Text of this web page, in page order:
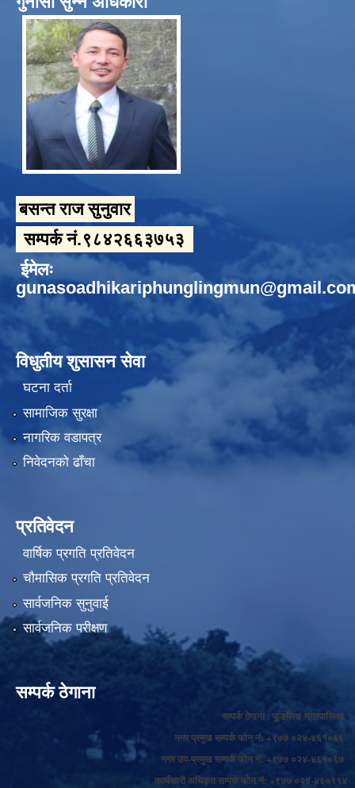
बसन्त राज सुनुवार
सम्पर्क नं.९८४२६६३७५३
ईमेलः
विधुतीय शुसासन सेवा
घटना दर्ता
सामाजिक सुरक्षा
नागरिक वडापत्र
निवेदनको ढाँचा
प्रतिवेदन
वार्षिक प्रगति प्रतिवेदन
चौमासिक प्रगति प्रतिवेदन
सार्वजनिक सुनुवाई
सार्वजनिक परीक्षण
सम्पर्क ठेगाना
सम्पर्क ठेगाना : फुङलिङ नगरपालिका
नगर प्रमुख सम्पर्क फोन नं: +९७७ ०२४-४६१०६६
नगर उप-प्रमुख सम्पर्क फोन नं: +९७७ ०२४-४६१०६७
कार्यकारी अधिकृत सम्पर्क फोन नं: +९७७ ०२४-४६०११४